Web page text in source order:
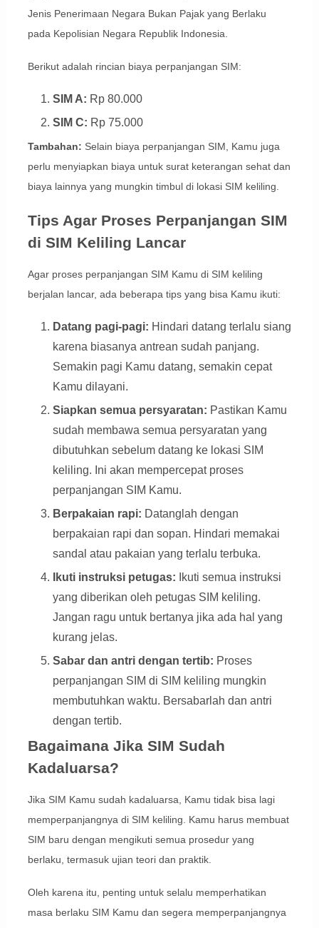
Jenis Penerimaan Negara Bukan Pajak yang Berlaku
pada Kepolisian Negara Republik Indonesia.
Berikut adalah rincian biaya perpanjangan SIM:
SIM A: Rp 80.000
SIM C: Rp 75.000
Tambahan: Selain biaya perpanjangan SIM, Kamu juga
perlu menyiapkan biaya untuk surat keterangan sehat dan
biaya lainnya yang mungkin timbul di lokasi SIM keliling.
Tips Agar Proses Perpanjangan SIM
di SIM Keliling Lancar
Agar proses perpanjangan SIM Kamu di SIM keliling
berjalan lancar, ada beberapa tips yang bisa Kamu ikuti:
Datang pagi-pagi: Hindari datang terlalu siang
karena biasanya antrean sudah panjang.
Semakin pagi Kamu datang, semakin cepat
Kamu dilayani.
Siapkan semua persyaratan: Pastikan Kamu
sudah membawa semua persyaratan yang
dibutuhkan sebelum datang ke lokasi SIM
keliling. Ini akan mempercepat proses
perpanjangan SIM Kamu.
Berpakaian rapi: Datanglah dengan
berpakaian rapi dan sopan. Hindari memakai
sandal atau pakaian yang terlalu terbuka.
Ikuti instruksi petugas: Ikuti semua instruksi
yang diberikan oleh petugas SIM keliling.
Jangan ragu untuk bertanya jika ada hal yang
kurang jelas.
Sabar dan antri dengan tertib: Proses
perpanjangan SIM di SIM keliling mungkin
membutuhkan waktu. Bersabarlah dan antri
dengan tertib.
Bagaimana Jika SIM Sudah
Kadaluarsa?
Jika SIM Kamu sudah kadaluarsa, Kamu tidak bisa lagi
memperpanjangnya di SIM keliling. Kamu harus membuat
SIM baru dengan mengikuti semua prosedur yang
berlaku, termasuk ujian teori dan praktik.
Oleh karena itu, penting untuk selalu memperhatikan
masa berlaku SIM Kamu dan segera memperpanjangnya